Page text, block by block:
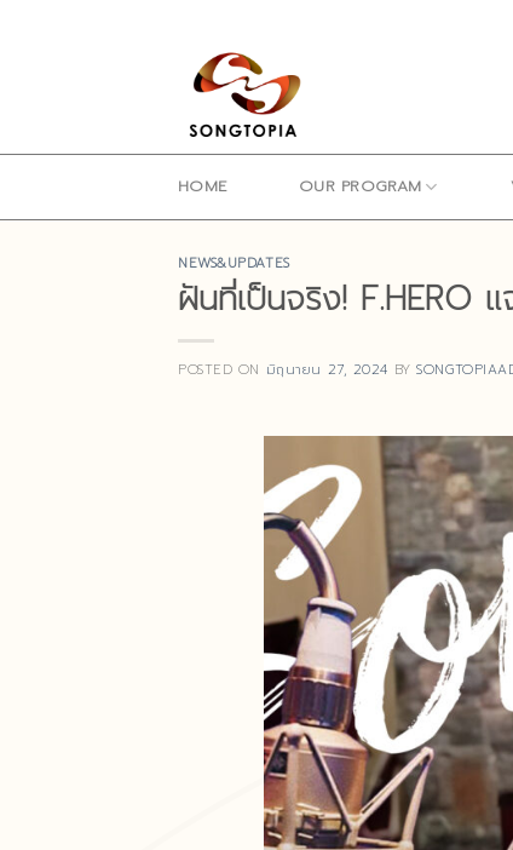
HOME OUR PROGRAM
NEWS&UPDATES
ฝันที่เป็นจริง! F.HERO
POSTED ON มิถุนายน 27, 2024 BY